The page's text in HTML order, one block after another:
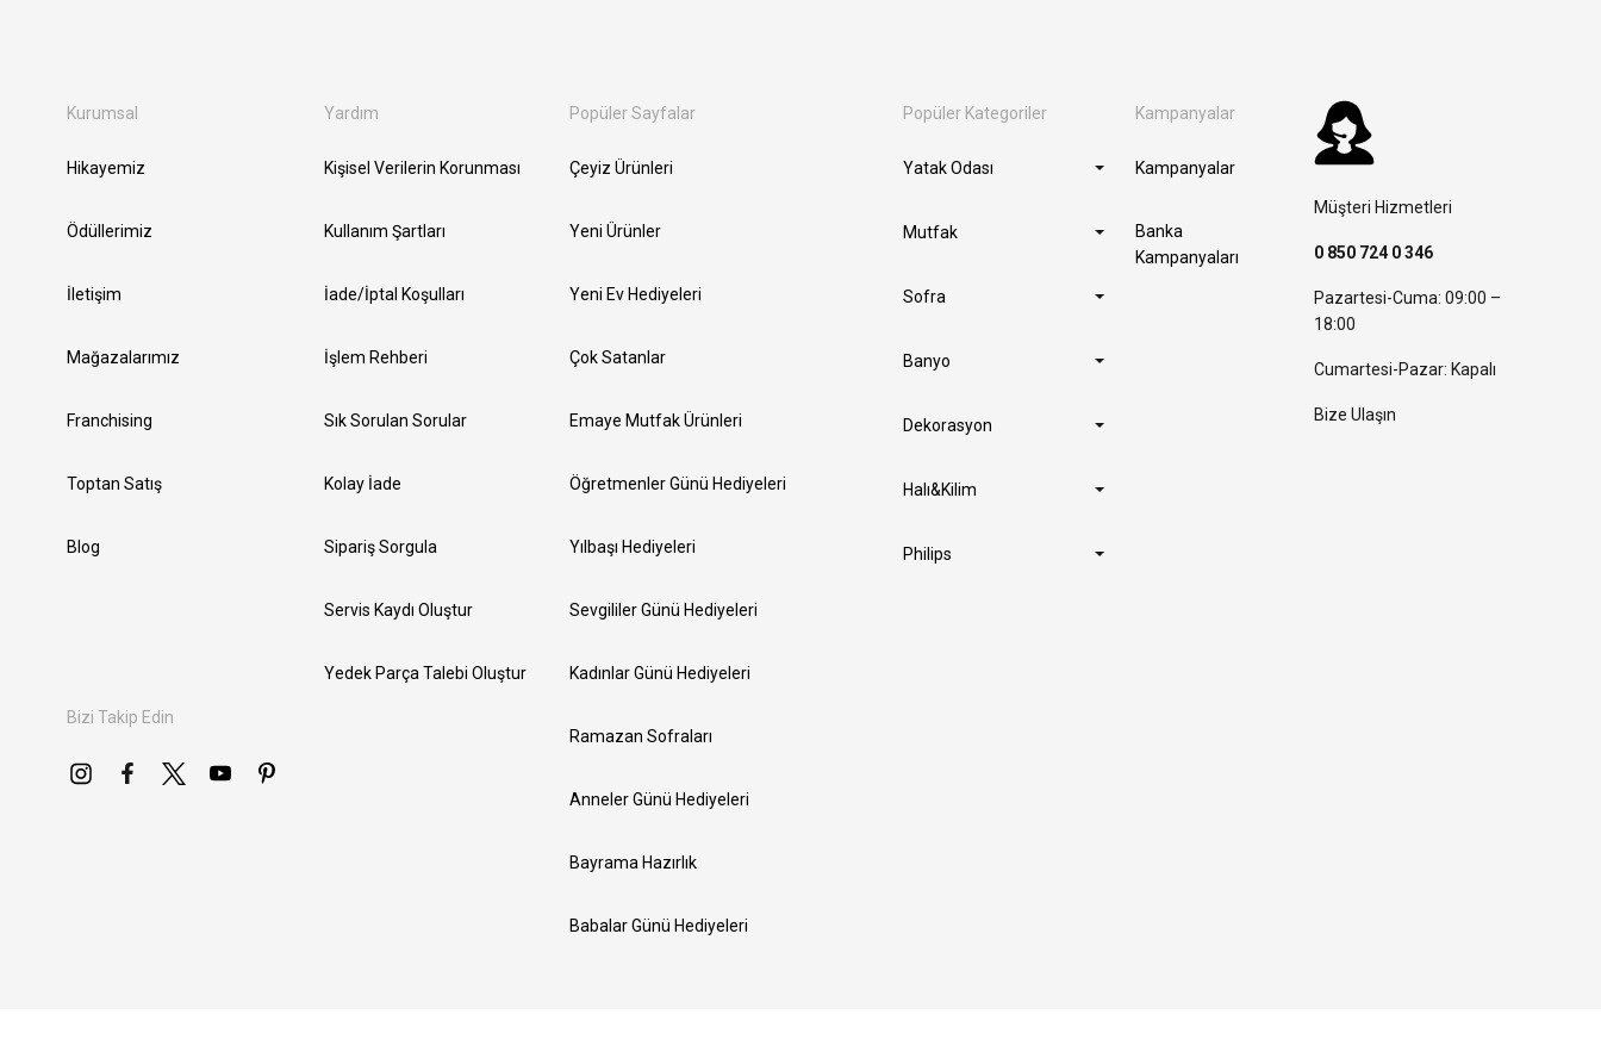
Kurumsal
Hikayemiz
Ödüllerimiz
İletişim
Mağazalarımız
Franchising
Toptan Satış
Blog
Bizi Takip Edin
Yardım
Kişisel Verilerin Korunması
Kullanım Şartları
İade/İptal Koşulları
İşlem Rehberi
Sık Sorulan Sorular
Kolay İade
Sipariş Sorgula
Servis Kaydı Oluştur
Yedek Parça Talebi Oluştur
Popüler Sayfalar
Çeyiz Ürünleri
Yeni Ürünler
Yeni Ev Hediyeleri
Çok Satanlar
Emaye Mutfak Ürünleri
Öğretmenler Günü Hediyeleri
Yılbaşı Hediyeleri
Sevgililer Günü Hediyeleri
Kadınlar Günü Hediyeleri
Ramazan Sofraları
Anneler Günü Hediyeleri
Bayrama Hazırlık
Babalar Günü Hediyeleri
Popüler Kategoriler
Yatak Odası
Mutfak
Sofra
Banyo
Dekorasyon
Halı&Kilim
Philips
Kampanyalar
Kampanyalar
Banka
Kampanyaları
Müşteri Hizmetleri
0 850 724 0 346
Pazartesi-Cuma: 09:00 –
18:00
Cumartesi-Pazar: Kapalı
Bize Ulaşın